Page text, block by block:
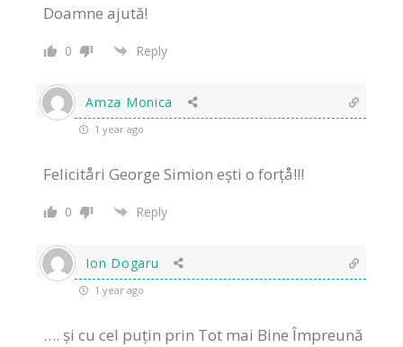
Doamne ajută!
0 Reply
Amza Monica
1 year ago
Felicitåri George Simion ești o forțå!!!
0 Reply
Ion Dogaru
1 year ago
…. și cu cel puțin prin Tot mai Bine Împreună